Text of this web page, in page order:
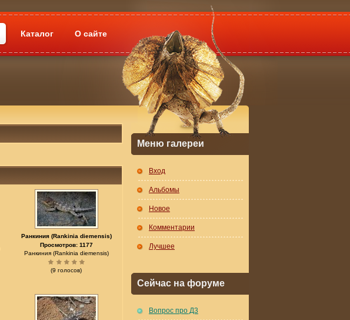
Каталог О сайте
Ранкиния (Rankinia diemensis)
Просмотров: 1177
Ранкиния (Rankinia diemensis)
(9 голосов)
Меню галереи
Вход
Альбомы
Новое
Комментарии
Лучшее
Сейчас на форуме
Вопрос про Д3